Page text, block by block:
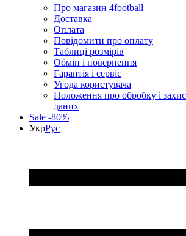
Про магазин 4football
Доставка
Оплата
Повідомити про оплату
Таблиці розмірів
Обмін і повернення
Гарантія і сервіс
Угода користувача
Положення про обробку і
даних
Sale -80%
УкрРус